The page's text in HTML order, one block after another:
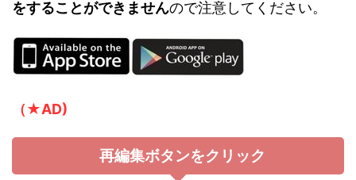
をすることができませんので注意してください。
（★AD)
再編集ボタンをクリック